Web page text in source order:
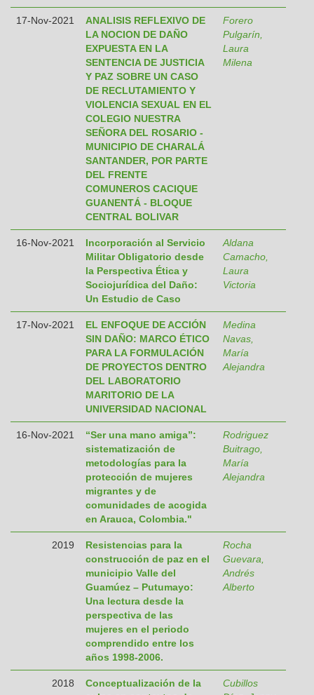
17-Nov-2021
ANALISIS REFLEXIVO DE
LA NOCION DE DAÑO
EXPUESTA EN LA
SENTENCIA DE JUSTICIA
Y PAZ SOBRE UN CASO
DE RECLUTAMIENTO Y
VIOLENCIA SEXUAL EN EL
COLEGIO NUESTRA
SEÑORA DEL ROSARIO -
MUNICIPIO DE CHARALÁ
SANTANDER, POR PARTE
DEL FRENTE
COMUNEROS CACIQUE
GUANENTÁ - BLOQUE
CENTRAL BOLIVAR
Forero
Pulgarín,
Laura
Milena
16-Nov-2021
Incorporación al Servicio
Militar Obligatorio desde
la Perspectiva Ética y
Sociojurídica del Daño:
Un Estudio de Caso
Aldana
Camacho,
Laura
Victoria
17-Nov-2021
EL ENFOQUE DE ACCIÓN
SIN DAÑO: MARCO ÉTICO
PARA LA FORMULACIÓN
DE PROYECTOS DENTRO
DEL LABORATORIO
MARITORIO DE LA
UNIVERSIDAD NACIONAL
Medina
Navas,
María
Alejandra
16-Nov-2021
“Ser una mano amiga”:
sistematización de
metodologías para la
protección de mujeres
migrantes y de
comunidades de acogida
en Arauca, Colombia."
Rodriguez
Buitrago,
María
Alejandra
2019
Resistencias para la
construcción de paz en el
municipio Valle del
Guamúez – Putumayo:
Una lectura desde la
perspectiva de las
mujeres en el periodo
comprendido entre los
años 1998-2006.
Rocha
Guevara,
Andrés
Alberto
2018
Conceptualización de la
Cubillos